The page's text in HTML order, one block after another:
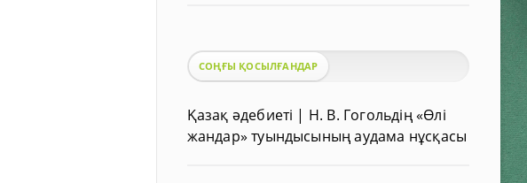
СОҢҒЫ ҚОСЫЛҒАНДАР
Қазақ әдебиеті | Н. В. Гогольдің «Өлі
жандар» туындысының аудама нұсқасы